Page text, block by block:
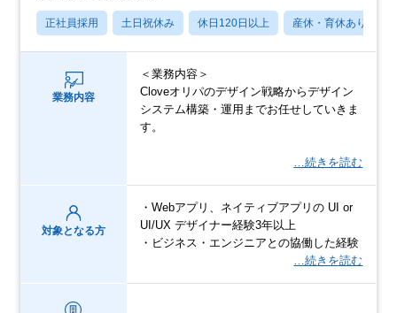
正社員採用 土日祝休み 休日120日以上 産休・育休あり
業務内容
＜業務内容＞
Cloveオリパのデザイン戦略からデザイン
システム構築・運用までお任せしていきま
す。
…続きを読む
対象となる方
・Webアプリ、ネイティブアプリの UI or
UI/UX デザイナー経験3年以上
・ビジネス・エンジニアとの協働した経験
…続きを読む